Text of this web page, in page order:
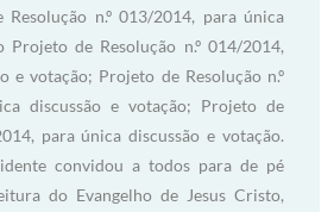
n.º 013/2014, para única
Projeto de Resolução n.º 014/2014,
e votação; Projeto de Resolução n.º
discussão e votação; Projeto de
para única discussão e votação.
convidou a todos para de pé
do Evangelho de Jesus Cristo,